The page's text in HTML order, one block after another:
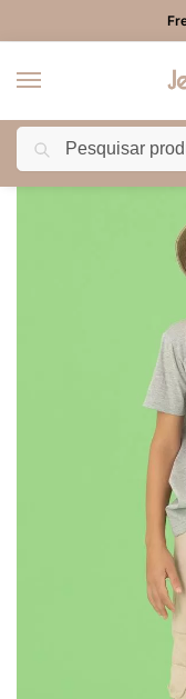
Início PROMO / Calça